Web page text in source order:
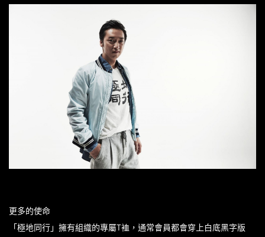
更多的使命
「極地同行」擁有組織的專屬T裇，通常會員都會穿上白底黑字版